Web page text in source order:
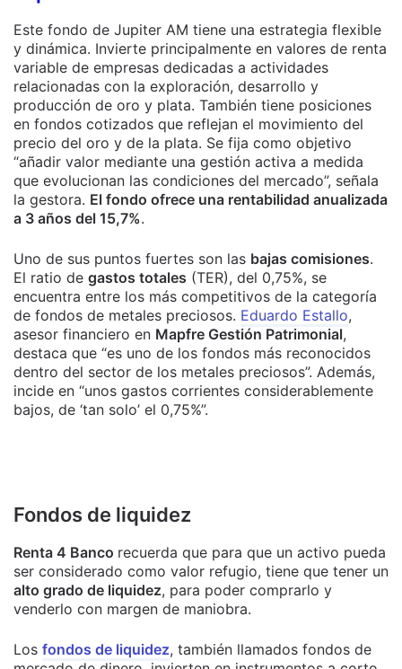
Este fondo de Jupiter AM tiene una estrategia flexible
y dinámica. Invierte principalmente en valores de renta
variable de empresas dedicadas a actividades
relacionadas con la exploración, desarrollo y
producción de oro y plata. También tiene posiciones
en fondos cotizados que reflejan el movimiento del
precio del oro y de la plata. Se fija como objetivo
“añadir valor mediante una gestión activa a medida
que evolucionan las condiciones del mercado”, señala
la gestora. El fondo ofrece una rentabilidad anualizada
a 3 años del 15,7%.
Uno de sus puntos fuertes son las bajas comisiones.
El ratio de gastos totales (TER), del 0,75%, se
encuentra entre los más competitivos de la categoría
de fondos de metales preciosos. Eduardo Estallo,
asesor financiero en Mapfre Gestión Patrimonial,
destaca que “es uno de los fondos más reconocidos
dentro del sector de los metales preciosos”. Además,
incide en “unos gastos corrientes considerablemente
bajos, de ‘tan solo’ el 0,75%”.
Fondos de liquidez
Renta 4 Banco recuerda que para que un activo pueda
ser considerado como valor refugio, tiene que tener un
alto grado de liquidez, para poder comprarlo y
venderlo con margen de maniobra.
Los fondos de liquidez, también llamados fondos de